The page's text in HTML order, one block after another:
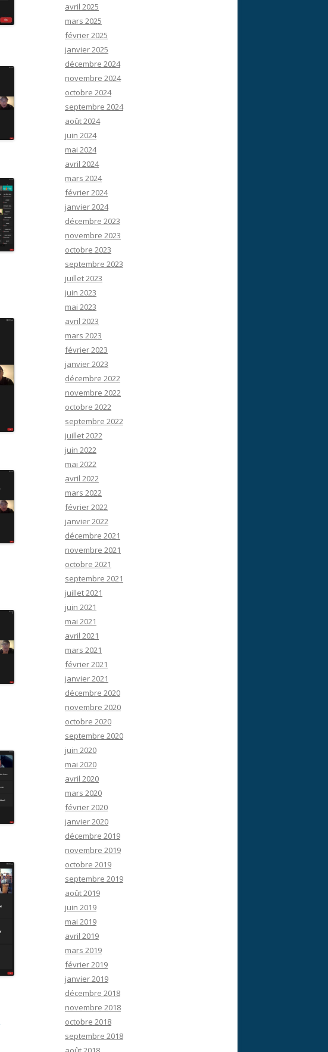
avril 2025
mars 2025
février 2025
janvier 2025
décembre 2024
novembre 2024
octobre 2024
septembre 2024
août 2024
juin 2024
mai 2024
avril 2024
mars 2024
février 2024
janvier 2024
décembre 2023
novembre 2023
octobre 2023
septembre 2023
juillet 2023
juin 2023
mai 2023
avril 2023
mars 2023
février 2023
janvier 2023
décembre 2022
novembre 2022
octobre 2022
septembre 2022
juillet 2022
juin 2022
mai 2022
avril 2022
mars 2022
février 2022
janvier 2022
décembre 2021
novembre 2021
octobre 2021
septembre 2021
juillet 2021
juin 2021
mai 2021
avril 2021
mars 2021
février 2021
janvier 2021
décembre 2020
novembre 2020
octobre 2020
septembre 2020
juin 2020
mai 2020
avril 2020
mars 2020
février 2020
janvier 2020
décembre 2019
novembre 2019
octobre 2019
septembre 2019
août 2019
juin 2019
mai 2019
avril 2019
mars 2019
février 2019
janvier 2019
décembre 2018
novembre 2018
octobre 2018
septembre 2018